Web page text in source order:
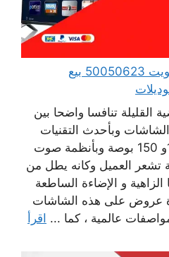
بيع تلفزيونات شاشات الكويت 50050623 بيع
القليلة تنافسا واضحا بين
وبأحدث التقنيات
وبأحجام متنوعة تصل 140و 150 بوصة وبأنظمة صوت
تشعر العميل وكانه يطل من
الزاهية و الإضاءة الساطعة
عروض على هذه الشاشات
عالمية ، كما ... اقرأ